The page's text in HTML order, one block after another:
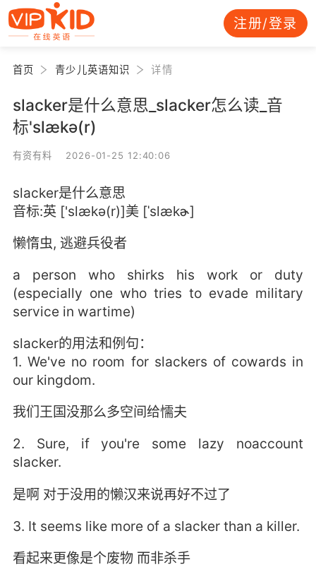
注册/登录
首页 青少儿英语知识 详情
slacker是什么意思_slacker怎么读_音
标'slækə(r)
有资有料 2026-01-25 12:40:06
slacker是什么意思
音标:英 ['slækə(r)]美 [ˈslækɚ]
懒惰虫, 逃避兵役者
a person who shirks his work or duty
(especially one who tries to evade military
service in wartime)
slacker的用法和例句：
1. We've no room for slackers of cowards in
our kingdom.
我们王国没那么多空间给懦夫
2. Sure, if you're some lazy noaccount
slacker.
是啊 对于没用的懒汉来说再好不过了
3. It seems like more of a slacker than a killer.
看起来更像是个废物 而非杀手